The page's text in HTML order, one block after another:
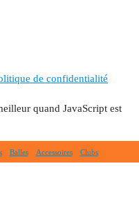
de confidentialité
quand JavaScript est
Balles Accessoires Clubs